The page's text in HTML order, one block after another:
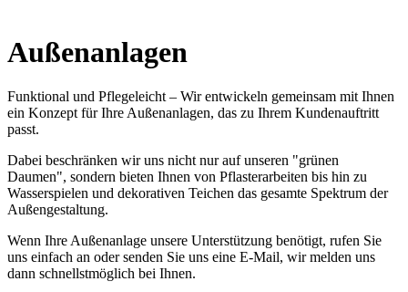
Außenanlagen
Funktional und Pflegeleicht – Wir entwickeln gemeinsam mit Ihnen
ein Konzept für Ihre Außenanlagen, das zu Ihrem Kundenauftritt
passt.
Dabei beschränken wir uns nicht nur auf unseren "grünen
Daumen", sondern bieten Ihnen von Pflasterarbeiten bis hin zu
Wasserspielen und dekorativen Teichen das gesamte Spektrum der
Außengestaltung.
Wenn Ihre Außenanlage unsere Unterstützung benötigt, rufen Sie
uns einfach an oder senden Sie uns eine E-Mail, wir melden uns
dann schnellstmöglich bei Ihnen.